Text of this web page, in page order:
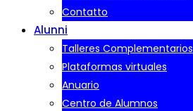
Contatto
Alunni
Talleres Complementarios
Plataformas virtuales
Anuario
Centro de Alumnos